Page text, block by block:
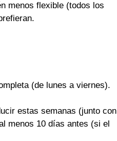
menos flexible (todos los
(de lunes a viernes).
estas semanas (junto con
menos 10 días antes (si el